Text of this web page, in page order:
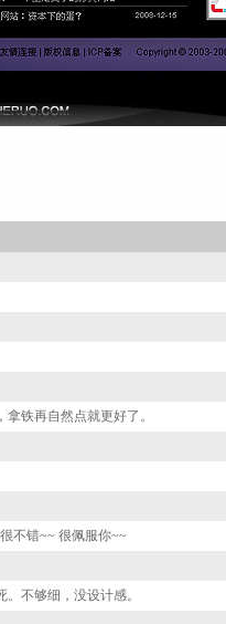
铁再自然点就更好了。
不错~~ 很佩服你~~
不够细，没设计感。